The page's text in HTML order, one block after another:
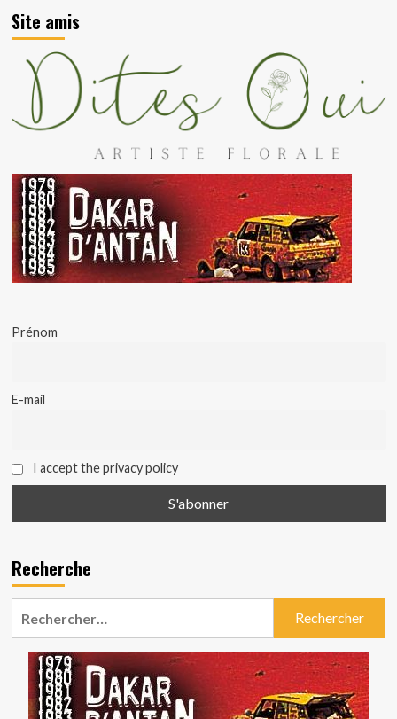
Site amis
Prénom
E-mail
I accept the privacy policy
Recherche